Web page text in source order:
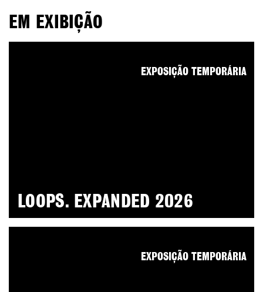
EM EXIBIÇÃO
LOOPS. EXPANDED 2026
EXPOSIÇÃO TEMPORÁRIA
EXPOSIÇÃO TEMPORÁRIA